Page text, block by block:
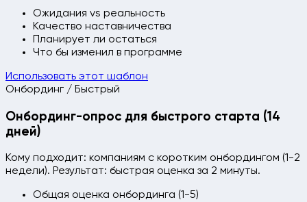
Ожидания vs реальность
Качество наставничества
Планирует ли остаться
Что бы изменил в программе
Использовать этот шаблон
Онбординг / Быстрый
Онбординг-опрос для быстрого старта (14
дней)
Кому подходит: компаниям с коротким онбордингом (1-2
недели). Результат: быстрая оценка за 2 минуты.
Общая оценка онбординга (1-5)